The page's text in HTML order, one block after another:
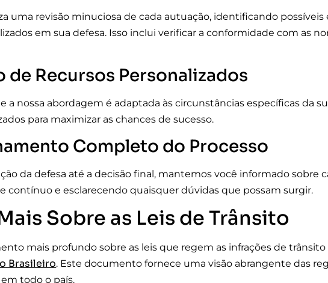
uma revisão minuciosa de cada autuação, identificando
em sua defesa. Isso inclui verificar a conformidade com as
de Recursos Personalizados
a nossa abordagem é adaptada às circunstâncias específicas da
para maximizar as chances de sucesso.
Completo do Processo
da defesa até a decisão final, mantemos você informado sobre
contínuo e esclarecendo quaisquer dúvidas que possam surgir.
Sobre as Leis de Trânsito
mais profundo sobre as leis que regem as infrações de trânsito
Brasileiro. Este documento fornece uma visão abrangente das
todo o país.